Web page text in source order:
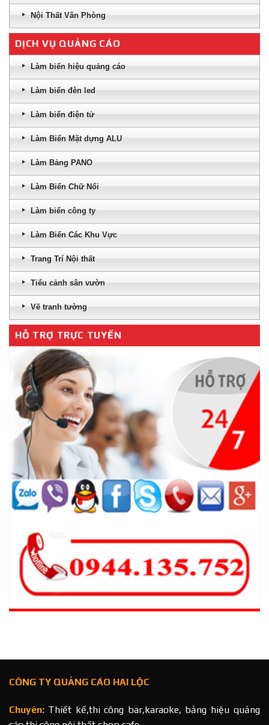
Nội Thất Văn Phòng
DỊCH VỤ QUẢNG CÁO
Làm biển hiệu quảng cáo
Làm biển đèn led
Làm biển điện tử
Làm Biển Mặt dựng ALU
Làm Bảng PANO
Làm Biển Chữ Nổi
Làm biển công ty
Làm Biển Các Khu Vực
Trang Trí Nội thất
Tiểu cảnh sân vườn
Vẽ tranh tường
HỖ TRỢ TRỰC TUYẾN
CÔNG TY QUẢNG CÁO HAI LỘC
Chuyên: Thiết kế,thi công bar,karaoke, bảng hiệu quảng